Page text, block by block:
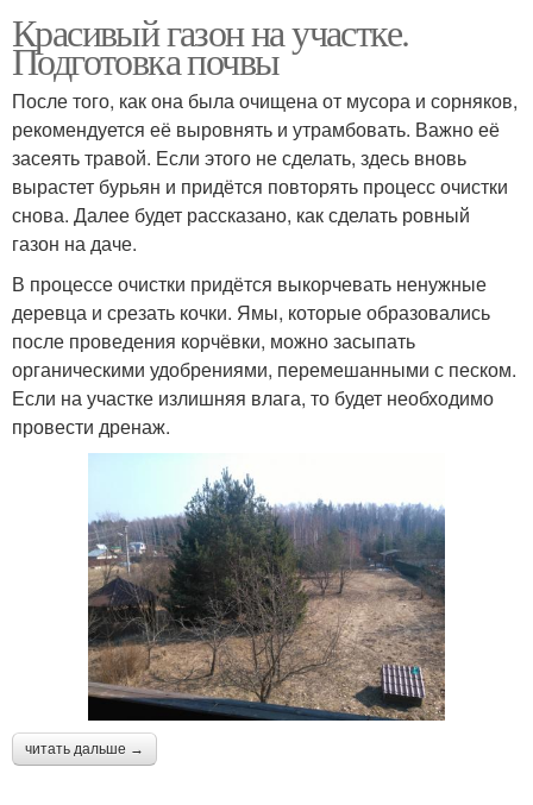
Красивый газон на участке.
Подготовка почвы
После того, как она была очищена от мусора и сорняков,
рекомендуется её выровнять и утрамбовать. Важно её
засеять травой. Если этого не сделать, здесь вновь
вырастет бурьян и придётся повторять процесс очистки
снова. Далее будет рассказано, как сделать ровный
газон на даче.
В процессе очистки придётся выкорчевать ненужные
деревца и срезать кочки. Ямы, которые образовались
после проведения корчёвки, можно засыпать
органическими удобрениями, перемешанными с песком.
Если на участке излишняя влага, то будет необходимо
провести дренаж.
читать дальше →